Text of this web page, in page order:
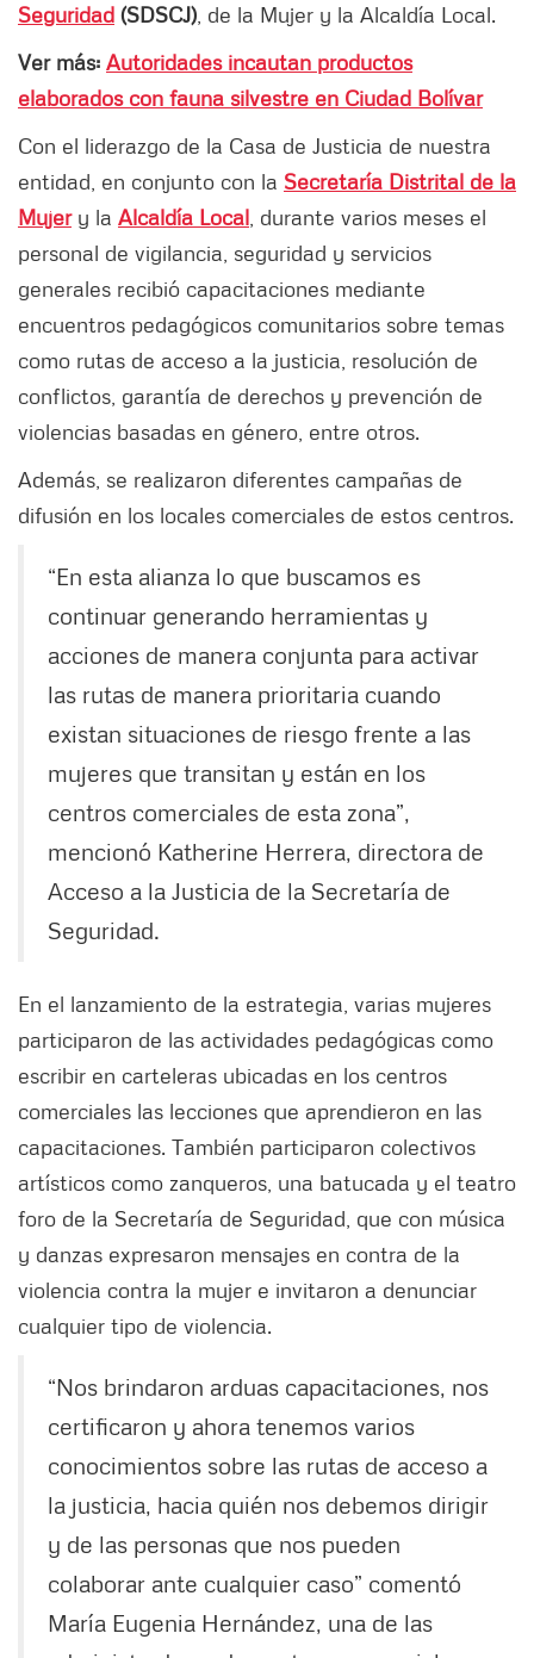
Seguridad (SDSCJ) , de la Mujer y la Alcaldía Local.
Ver más: Autoridades incautan productos
elaborados con fauna silvestre en Ciudad Bolívar
Con el liderazgo de la Casa de Justicia de nuestra
entidad, en conjunto con la Secretaría Distrital de la
Mujer y la Alcaldía Local , durante varios meses el
personal de vigilancia, seguridad y servicios
generales recibió capacitaciones mediante
encuentros pedagógicos comunitarios sobre temas
como rutas de acceso a la justicia, resolución de
conflictos, garantía de derechos y prevención de
violencias basadas en género, entre otros.
Además, se realizaron diferentes campañas de
difusión en los locales comerciales de estos centros.
“En esta alianza lo que buscamos es
continuar generando herramientas y
acciones de manera conjunta para activar
las rutas de manera prioritaria cuando
existan situaciones de riesgo frente a las
mujeres que transitan y están en los
centros comerciales de esta zona”,
mencionó Katherine Herrera, directora de
Acceso a la Justicia de la Secretaría de
Seguridad.
En el lanzamiento de la estrategia, varias mujeres
participaron de las actividades pedagógicas como
escribir en carteleras ubicadas en los centros
comerciales las lecciones que aprendieron en las
capacitaciones. También participaron colectivos
artísticos como zanqueros, una batucada y el teatro
foro de la Secretaría de Seguridad, que con música
y danzas expresaron mensajes en contra de la
violencia contra la mujer e invitaron a denunciar
cualquier tipo de violencia.
“Nos brindaron arduas capacitaciones, nos
certificaron y ahora tenemos varios
conocimientos sobre las rutas de acceso a
la justicia, hacia quién nos debemos dirigir
y de las personas que nos pueden
colaborar ante cualquier caso” comentó
María Eugenia Hernández, una de las